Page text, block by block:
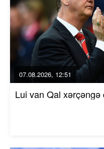
07.08.2026, 12:51
Lui van Qal xərçəngə